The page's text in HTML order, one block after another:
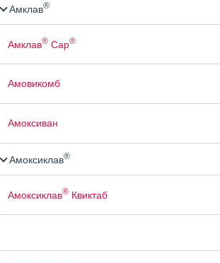
Амклав®
Амклав®Сар®
Амовикомб
Амоксиван
Амоксиклав®
Амоксиклав®Квиктаб